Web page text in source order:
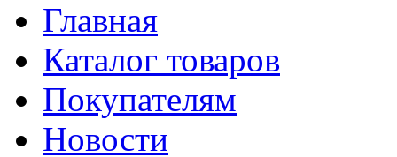
Главная
Каталог товаров
Покупателям
Новости